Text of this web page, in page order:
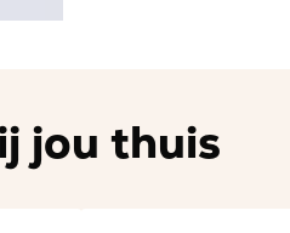
jou thuis